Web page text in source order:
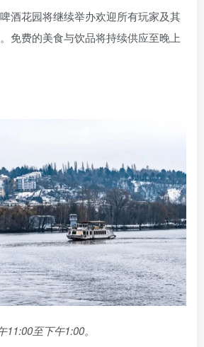
酒花园将继续举办欢迎所有玩家及其
免费的美食与饮品将持续供应至晚上
至下午1:00。